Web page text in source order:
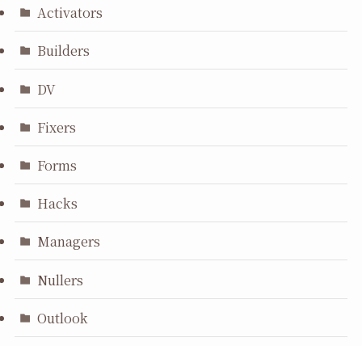
Activators
Builders
DV
Fixers
Forms
Hacks
Managers
Nullers
Outlook